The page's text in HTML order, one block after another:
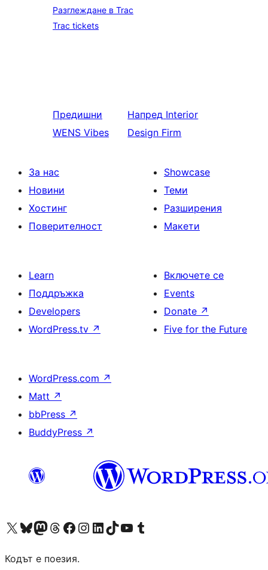
Разглеждане в Trac
Trac tickets
Предишни
WENS Vibes
Напред Interior
Design Firm
За нас
Новини
Хостинг
Поверителност
Showcase
Теми
Разширения
Макети
Learn
Поддръжка
Developers
WordPress.tv ↗
Включете се
Events
Donate ↗
Five for the Future
WordPress.com ↗
Matt ↗
bbPress ↗
BuddyPress ↗
Visit our X (formerly Twitter) account
Visit our Bluesky account
Visit our Mastodon account
Visit our Threads account
Посетете нашата страница във Facebook
Посетете нашия профил в Instagram
Посетете нашия профил в LinkedIn
Visit our TikTok account
Visit our YouTube channel
Visit our Tumblr account
Кодът е поезия.